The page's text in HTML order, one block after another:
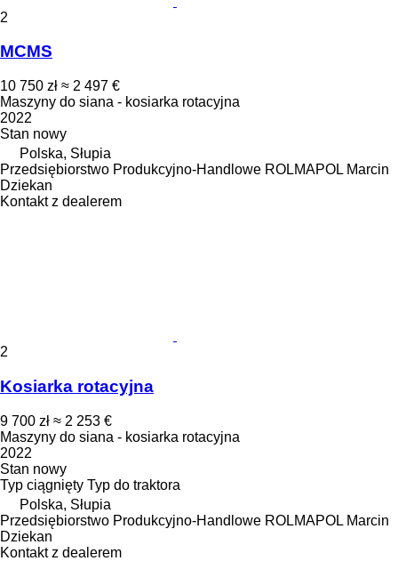
2
MCMS
10 750 zł ≈ 2 497 €
Maszyny do siana - kosiarka rotacyjna
2022
Stan nowy
Polska, Słupia
Przedsiębiorstwo Produkcyjno-Handlowe ROLMAPOL Marcin
Dziekan
Kontakt z dealerem
2
Kosiarka rotacyjna
9 700 zł ≈ 2 253 €
Maszyny do siana - kosiarka rotacyjna
2022
Stan nowy
Typ ciągnięty Typ do traktora
Polska, Słupia
Przedsiębiorstwo Produkcyjno-Handlowe ROLMAPOL Marcin
Dziekan
Kontakt z dealerem